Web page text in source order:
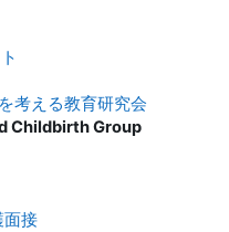
考える教育研究会
Childbirth Group
面接